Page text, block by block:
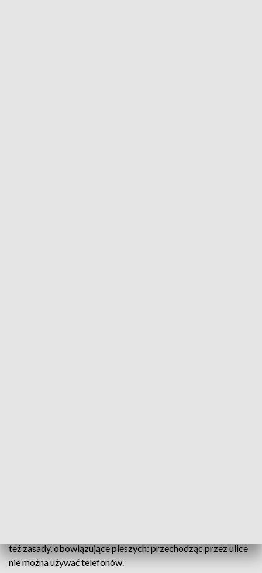
też zasady, obowiązujące pieszych: przechodząc przez ulice
nie można używać telefonów.